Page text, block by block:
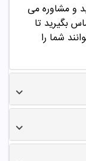
و مشاوره می
بگیرید تا
شما را